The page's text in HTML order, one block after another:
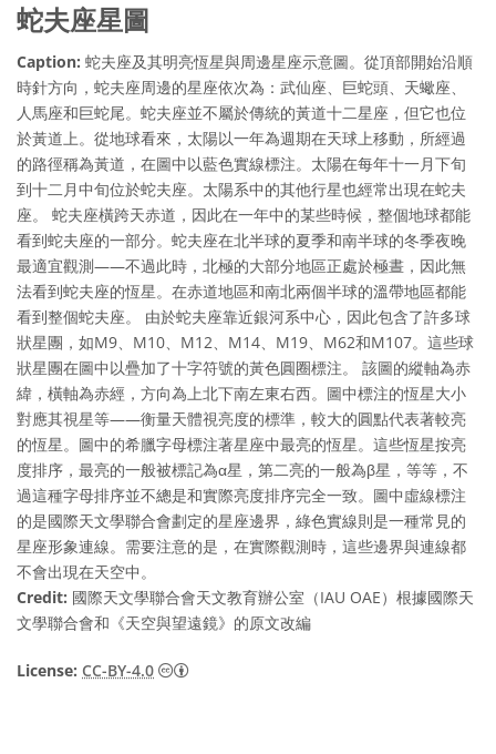
蛇夫座星圖
Caption: 蛇夫座及其明亮恆星與周邊星座示意圖。從頂部開始沿順
時針方向，蛇夫座周邊的星座依次為：武仙座、巨蛇頭、天蠍座、
人馬座和巨蛇尾。蛇夫座並不屬於傳統的黃道十二星座，但它也位
於黃道上。從地球看來，太陽以一年為週期在天球上移動，所經過
的路徑稱為黃道，在圖中以藍色實線標注。太陽在每年十一月下旬
到十二月中旬位於蛇夫座。太陽系中的其他行星也經常出現在蛇夫
座。 蛇夫座橫跨天赤道，因此在一年中的某些時候，整個地球都能
看到蛇夫座的一部分。蛇夫座在北半球的夏季和南半球的冬季夜晚
最適宜觀測——不過此時，北極的大部分地區正處於極晝，因此無
法看到蛇夫座的恆星。在赤道地區和南北兩個半球的溫帶地區都能
看到整個蛇夫座。 由於蛇夫座靠近銀河系中心，因此包含了許多球
狀星團，如M9、M10、M12、M14、M19、M62和M107。這些球
狀星團在圖中以疊加了十字符號的黃色圓圈標注。 該圖的縱軸為赤
緯，橫軸為赤經，方向為上北下南左東右西。圖中標注的恆星大小
對應其視星等——衡量天體視亮度的標準，較大的圓點代表著較亮
的恆星。圖中的希臘字母標注著星座中最亮的恆星。這些恆星按亮
度排序，最亮的一般被標記為α星，第二亮的一般為β星，等等，不
過這種字母排序並不總是和實際亮度排序完全一致。圖中虛線標注
的是國際天文學聯合會劃定的星座邊界，綠色實線則是一種常見的
星座形象連線。需要注意的是，在實際觀測時，這些邊界與連線都
不會出現在天空中。
Credit: 國際天文學聯合會天文教育辦公室（IAU OAE）根據國際天
文學聯合會和《天空與望遠鏡》的原文改編
License: CC-BY-4.0 Creative Commons 姓名標示 4.0 國際 (CC